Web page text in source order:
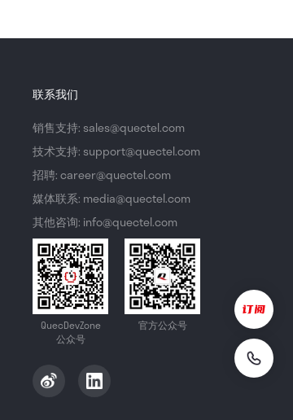
联系我们
销售支持: sales@quectel.com
技术支持: support@quectel.com
招聘: career@quectel.com
媒体联系: media@quectel.com
其他咨询: info@quectel.com
QuecDevZone
公众号
官方公众号